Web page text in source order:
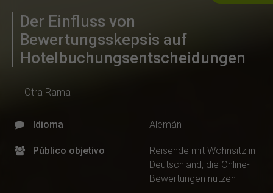
Der Einfluss von
Bewertungsskepsis auf
Hotelbuchungsentscheidungen
Otra Rama
Idioma Alemán
Público objetivo
Reisende mit Wohnsitz in
Deutschland, die Online-
Bewertungen nutzen